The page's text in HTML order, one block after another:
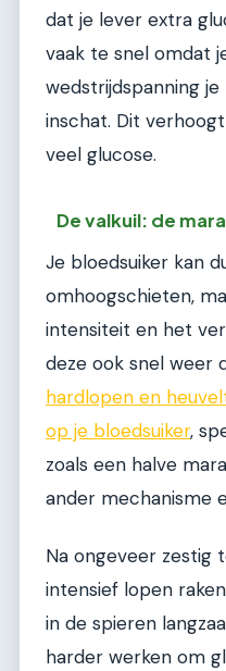
dat je lever extra
vaak te snel omdat
wedstrijdspanning
inschat. Dit
veel glucose.
De valkuil: de
Je bloedsuiker kan
omhoogschieten,
intensiteit en het
deze ook snel weer
hardlopen en
op je bloedsuiker,
zoals een halve
ander mechanisme
Na ongeveer zestig
intensief lopen
in de spieren
harder werken om